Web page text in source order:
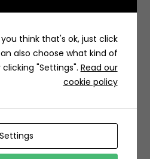
Grill It | جريل إت
السعودية
think that's ok, just click
also choose what kind of
"Settings". Read our
cookie policy
Settings